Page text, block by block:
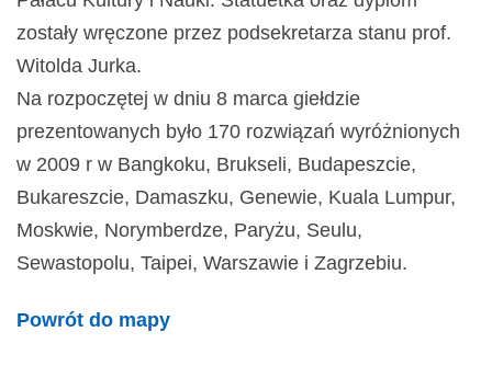
zostały wręczone przez podsekretarza stanu prof.
Witolda Jurka.
Na rozpoczętej w dniu 8 marca giełdzie
prezentowanych było 170 rozwiązań wyróżnionych
w 2009 r w Bangkoku, Brukseli, Budapeszcie,
Bukareszcie, Damaszku, Genewie, Kuala Lumpur,
Moskwie, Norymberdze, Paryżu, Seulu,
Sewastopolu, Taipei, Warszawie i Zagrzebiu.
Powrót do mapy